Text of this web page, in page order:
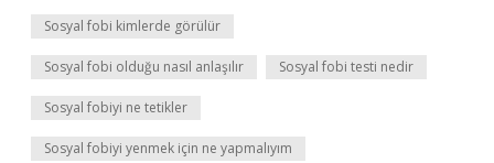
Sosyal fobi kimlerde görülür
Sosyal fobi olduğu nasıl anlaşılır Sosyal fobi testi nedir
Sosyal fobiyi ne tetikler
Sosyal fobiyi yenmek için ne yapmalıyım